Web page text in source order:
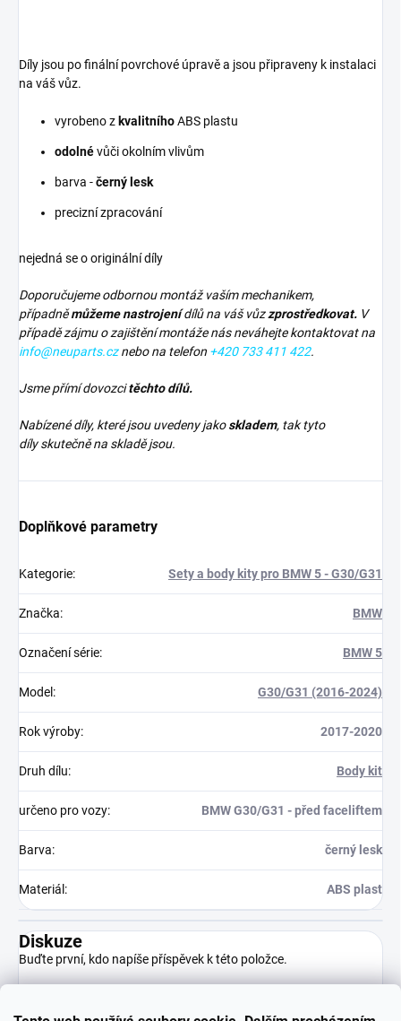
Díly jsou po finální povrchové úpravě a jsou připraveny k instalaci
na váš vůz.
vyrobeno z kvalitníhoABS plastu
odolnévůči okolním vlivům
barva -černý lesk
precizní zpracování
nejedná se o originální díly
Doporučujeme odbornou montáž vaším mechanikem,
případněmůžeme nastrojení dílů na váš vůzzprostředkovat. V
případě zájmu o zajištění montáže nás neváhejte kontaktovat na
info@neuparts.cz nebo na telefon +420 733 411 422.
Jsme přímí dovozcitěchto dílů.
Nabízené díly, které jsou uvedeny jako skladem, tak tyto
díly skutečně na skladě jsou.
Doplňkové parametry
Kategorie: Sety a body kity pro BMW 5 - G30/G31
Značka: BMW
Označení série: BMW 5
Model : G30/G31 (2016-2024)
Rok výroby: 2017-2020
Druh dílu: Body kit
určeno pro vozy: BMW G30/G31 - před faceliftem
Barva: černý lesk
Materiál : ABS plast
Diskuze
Buďte první, kdo napíše příspěvek k této položce.